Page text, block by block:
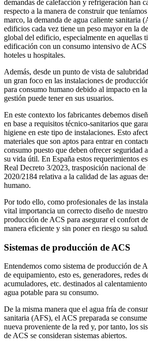
demandas de calefacción y refrigeración han
respecto a la manera de construir que
marco, la demanda de agua caliente sanitaria
edificios cada vez tiene un peso mayor en la
global del edificio, especialmente en aquellas
edificación con un consumo intensivo de ACS
hoteles u hospitales.
Además, desde un punto de vista de
un gran foco en las instalaciones de
para consumo humano debido al impacto en
gestión puede tener en sus usuarios.
En este contexto los fabricantes debemos
en base a requisitos técnico-sanitarios que
higiene en este tipo de instalaciones. Esto
materiales que son aptos para entrar en
consumo puesto que deben ofrecer seguridad
su vida útil. En España estos requerimientos
Real Decreto 3/2023, trasposición nacional
2020/2184 relativa a la calidad de las aguas
humano.
Por todo ello, como profesionales de las
vital importancia un correcto diseño de
producción de ACS para asegurar el confort
manera eficiente y sin poner en riesgo su salud.
Sistemas de producción de ACS
Entendemos como sistema de producción de
de equipamiento, esto es, generadores, redes
acumuladores, etc. destinados al
agua potable para su consumo.
De la misma manera que el agua fría de
sanitaria (AFS), el ACS preparada se
nueva proveniente de la red y, por tanto, los
de ACS se consideran sistemas abiertos.